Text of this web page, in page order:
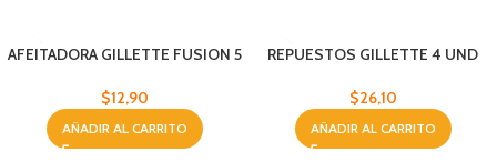
AFEITADORA GILLETTE FUSION 5
$12,90
AÑADIR AL CARRITO
REPUESTOS GILLETTE 4 UND
$26,10
AÑADIR AL CARRITO